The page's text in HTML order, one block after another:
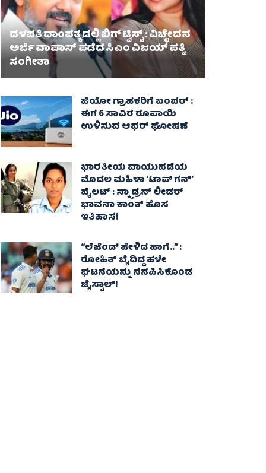
ದಳಪತಿ ದಾಂಪತ್ಯದಲ್ಲಿ ಬಿಗ್ ಟ್ವಿಸ್ಟ್ : ವಿಚ್ಛೇದನ
ಅರ್ಜಿ ವಾಪಾಸ್‌ ಪಡೆದ ಸಿಎಂ ವಿಜಯ್ ಪತ್ನಿ
ಸಂಗೀತಾ‌
ಜಿಯೋ ಗ್ರಾಹಕರಿಗೆ ಬಂಪರ್ :
ಈಗ 6 ಸಾವಿರ ರೂಪಾಯಿ
ಉಳಿಸುವ ಆಫರ್ ಘೋಷಣೆ
ಭಾರತೀಯ ವಾಯುಪಡೆಯ
ಮೊದಲ ಮಹಿಳಾ ‘ಟಾಪ್ ಗನ್’
ಪೈಲಟ್ : ಸ್ಕ್ವಾಡ್ರನ್ ಲೀಡರ್
ಭಾವನಾ ಕಾಂತ್ ಹೊಸ
ಇತಿಹಾಸ!
“ಲೆಜೆಂಡ್ ಹೇಳಿದ ಹಾಗೆ..” :
ರೋಹಿತ್ ಬೈದಿದ್ದ ಹಳೇ
ಘಟನೆಯನ್ನು ನೆನಪಿಸಿಕೊಂಡ
ಜೈಸ್ವಾಲ್!